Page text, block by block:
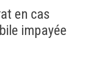
en cas
impayée